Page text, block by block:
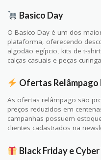
Basico Day
O Basico Day é um dos
plataforma, oferecendo
algodão egípcio, kits de t-
calças casuais e peças
Ofertas Relâmpago
As ofertas relâmpago são
preços reduzidos em
campanhas possuem
clientes cadastrados na
Black Friday e